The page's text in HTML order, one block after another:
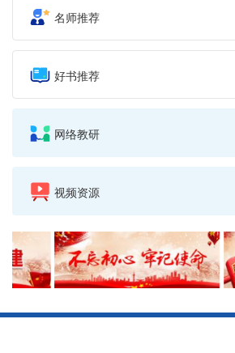
名师推荐
好书推荐
网络教研
视频资源